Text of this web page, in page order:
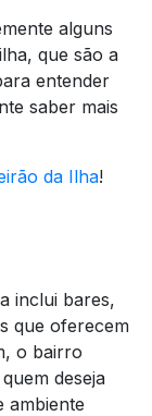
alguns
que são a
entender
saber mais
da Ilha!
inclui bares,
que oferecem
o bairro
deseja
ambiente